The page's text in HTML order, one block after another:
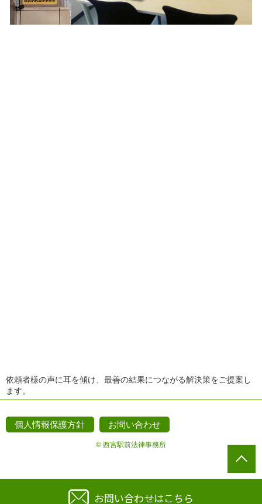
お問い合わせはこちら
依頼者様の声に耳を傾け、最善の結果につながる解決策をご提案し
ます。
個人情報保護方針 お問い合わせ
© 西宮駅前法律事務所